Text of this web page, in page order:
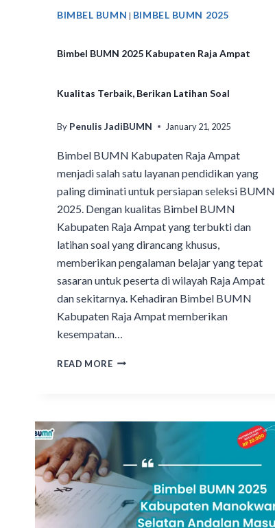
BIMBEL BUMN BIMBEL BUMN 2025
Bimbel BUMN 2025 Kabupaten Raja Ampat
Kualitas Terbaik, Berikan Latihan Soal
By Penulis JadiBUMN January 21, 2025
Bimbel BUMN Kabupaten Raja Ampat
menjadi salah satu layanan pendidikan yang
paling diminati untuk persiapan seleksi BUMN
2025. Dengan kualitas Bimbel BUMN
Kabupaten Raja Ampat yang terbukti dan
latihan soal yang dirancang khusus,
memberikan pengalaman belajar yang tepat
sasaran untuk peserta di wilayah Raja Ampat
dan sekitarnya. Kehadiran Bimbel BUMN
Kabupaten Raja Ampat memberikan
kesempatan…
READ MORE